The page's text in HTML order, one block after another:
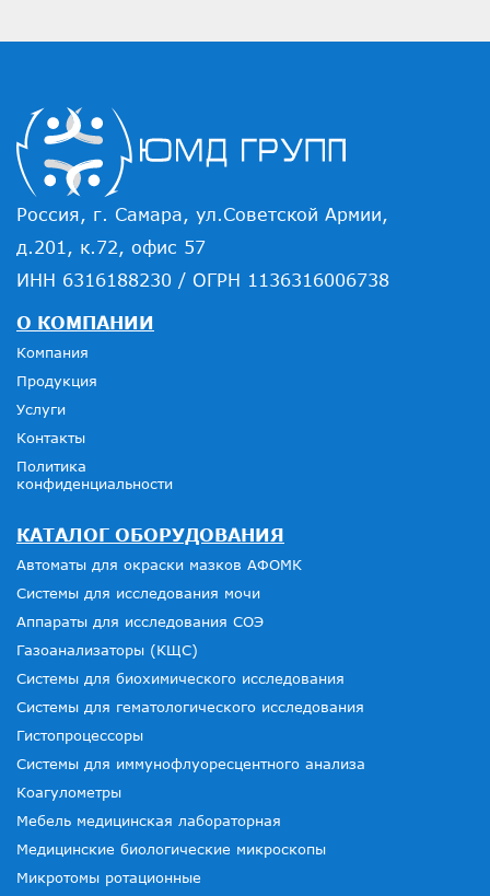
Россия, г. Самара, ул.Советской Армии,
д.201, к.72, офис 57
ИНН 6316188230 / ОГРН 1136316006738
О КОМПАНИИ
Компания
Продукция
Услуги
Контакты
Политика
конфиденциальности
КАТАЛОГ ОБОРУДОВАНИЯ
Автоматы для окраски мазков АФОМК
Системы для исследования мочи
Аппараты для исследования СОЭ
Газоанализаторы (КЩС)
Системы для биохимического исследования
Системы для гематологического исследования
Гистопроцессоры
Системы для иммунофлуоресцентного анализа
Коагулометры
Мебель медицинская лабораторная
Медицинские биологические микроскопы
Микротомы ротационные